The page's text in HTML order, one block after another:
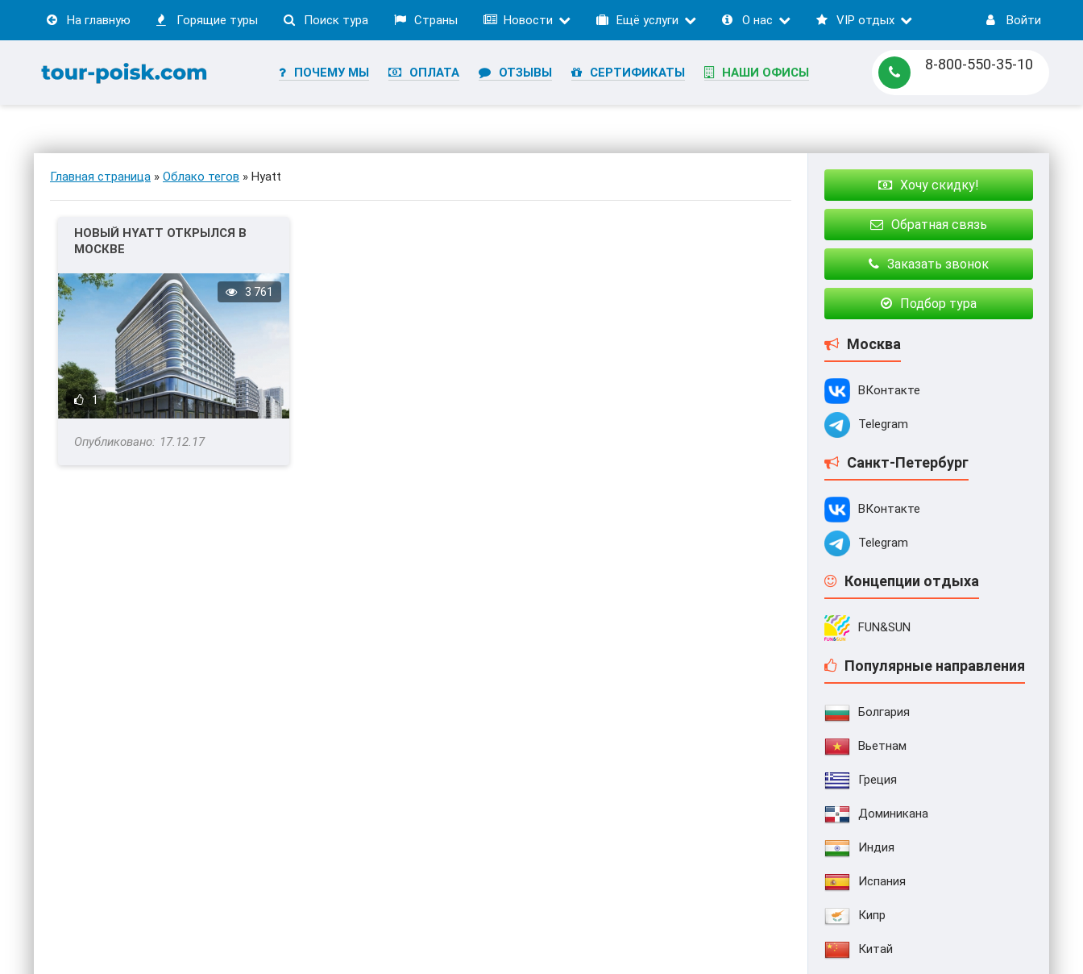
На главную Горящие туры Поиск тура Страны Новости Ещё услуги О нас VIP отдых Войти
ПОЧЕМУ МЫ ОПЛАТА ОТЗЫВЫ СЕРТИФИКАТЫ НАШИ ОФИСЫ 8-800-550-35-10
Главная страница » Облако тегов » Hyatt
НОВЫЙ HYATT ОТКРЫЛСЯ В
МОСКВЕ
1
3 761
17.12.17
Хочу скидку!
Обратная связь
Заказать звонок
Подбор тура
Москва
ВКонтакте
Telegram
Санкт-Петербург
ВКонтакте
Telegram
Концепции отдыха
FUN&SUN
Популярные направления
Болгария
Вьетнам
Греция
Доминикана
Индия
Испания
Кипр
Китай